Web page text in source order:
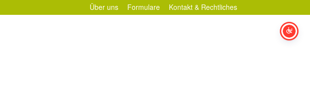
Über uns Formulare Kontakt & Rechtliches